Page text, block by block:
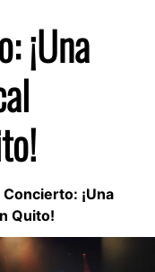
¡Una
Concierto: ¡Una
Quito!